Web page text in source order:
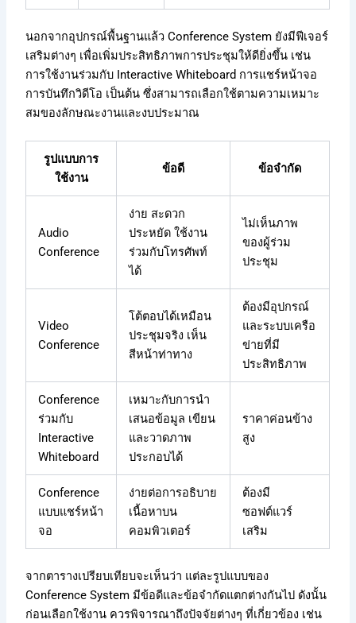
นอกจากอุปกรณ์พื้นฐานแล้ว Conference System ยังมีฟีเจอร์
เสริมต่างๆ เพื่อเพิ่มประสิทธิภาพการประชุมให้ดียิ่งขึ้น เช่น
การใช้งานร่วมกับ Interactive Whiteboard การแชร์หน้าจอ
การบันทึกวิดีโอ เป็นต้น ซึ่งสามารถเลือกใช้ตามความเหมาะ
สมของลักษณะงานและงบประมาณ
รูปแบบการ
ใช้งาน
ข้อดี ข้อจำกัด
Audio
Conference
ง่าย สะดวก
ประหยัด ใช้งาน
ร่วมกับโทรศัพท์
ได้
ไม่เห็นภาพ
ของผู้ร่วม
ประชุม
Video
Conference
โต้ตอบได้เหมือน
ประชุมจริง เห็น
สีหน้าท่าทาง
ต้องมีอุปกรณ์
และระบบเครือ
ข่ายที่มี
ประสิทธิภาพ
Conference
ร่วมกับ
Interactive
Whiteboard
เหมาะกับการนำ
เสนอข้อมูล เขียน
และวาดภาพ
ประกอบได้
ราคาค่อนข้าง
สูง
Conference
แบบแชร์หน้า
จอ
ง่ายต่อการอธิบาย
เนื้อหาบน
คอมพิวเตอร์
ต้องมี
ซอฟต์แวร์
เสริม
จากตารางเปรียบเทียบจะเห็นว่า แต่ละรูปแบบของ
Conference System มีข้อดีและข้อจำกัดแตกต่างกันไป ดังนั้น
ก่อนเลือกใช้งาน ควรพิจารณาถึงปัจจัยต่างๆ ที่เกี่ยวข้อง เช่น